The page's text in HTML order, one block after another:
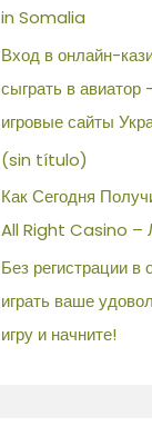
in Somalia
Вход в онлайн-
сыграть в авиатор
игровые сайты
(sin título)
Как Сегодня
All Right Casino –
Без регистрации в
играть ваше
игру и начните!